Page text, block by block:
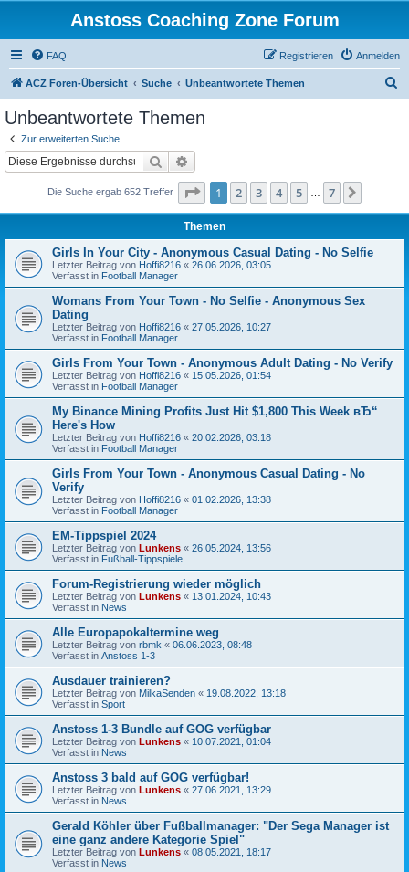
Anstoss Coaching Zone Forum
FAQ Anmelden
Registrieren
ACZ Foren-Übersicht Suche Unbeantwortete Themen
Unbeantwortete Themen
Zur erweiterten Suche
Suche
Die Suche ergab 652 Treffer Seite 1von
1 2 3 4 5 7
Themen
Girls In Your City - Anonymous Casual Dating - No Selfie
Letzter Beitrag von Hoffi8216 « 26.06.2026, 03:05
Verfasst in Football Manager
Womans From Your Town - No Selfie - Anonymous Sex
Dating
Letzter Beitrag von Hoffi8216 « 27.05.2026, 10:27
Verfasst in Football Manager
Girls From Your Town - Anonymous Adult Dating - No Verify
Letzter Beitrag von Hoffi8216 « 15.05.2026, 01:54
Verfasst in Football Manager
My Binance Mining Profits Just Hit $1,800 This Week вЂ“
Here's How
Letzter Beitrag von Hoffi8216 « 20.02.2026, 03:18
Verfasst in Football Manager
Girls From Your Town - Anonymous Casual Dating - No
Verify
Letzter Beitrag von Hoffi8216 « 01.02.2026, 13:38
Verfasst in Football Manager
EM-Tippspiel 2024
Letzter Beitrag von Lunkens « 26.05.2024, 13:56
Verfasst in Fußball-Tippspiele
Forum-Registrierung wieder möglich
Letzter Beitrag von Lunkens « 13.01.2024, 10:43
Verfasst in News
Alle Europapokaltermine weg
Letzter Beitrag von rbmk « 06.06.2023, 08:48
Verfasst in Anstoss 1-3
Ausdauer trainieren?
Letzter Beitrag von MilkaSenden « 19.08.2022, 13:18
Verfasst in Sport
Anstoss 1-3 Bundle auf GOG verfügbar
Letzter Beitrag von Lunkens « 10.07.2021, 01:04
Verfasst in News
Anstoss 3 bald auf GOG verfügbar!
Letzter Beitrag von Lunkens « 27.06.2021, 13:29
Verfasst in News
Gerald Köhler über Fußballmanager: "Der Sega Manager ist
eine ganz andere Kategorie Spiel"
Letzter Beitrag von Lunkens « 08.05.2021, 18:17
Verfasst in News